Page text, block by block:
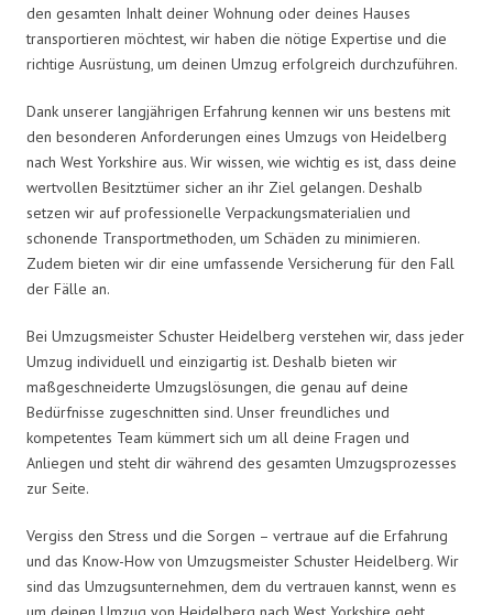
den gesamten Inhalt deiner Wohnung oder deines Hauses
transportieren möchtest, wir haben die nötige Expertise und die
richtige Ausrüstung, um deinen Umzug erfolgreich durchzuführen.
Dank unserer langjährigen Erfahrung kennen wir uns bestens mit
den besonderen Anforderungen eines Umzugs von Heidelberg
nach West Yorkshire aus. Wir wissen, wie wichtig es ist, dass deine
wertvollen Besitztümer sicher an ihr Ziel gelangen. Deshalb
setzen wir auf professionelle Verpackungsmaterialien und
schonende Transportmethoden, um Schäden zu minimieren.
Zudem bieten wir dir eine umfassende Versicherung für den Fall
der Fälle an.
Bei Umzugsmeister Schuster Heidelberg verstehen wir, dass jeder
Umzug individuell und einzigartig ist. Deshalb bieten wir
maßgeschneiderte Umzugslösungen, die genau auf deine
Bedürfnisse zugeschnitten sind. Unser freundliches und
kompetentes Team kümmert sich um all deine Fragen und
Anliegen und steht dir während des gesamten Umzugsprozesses
zur Seite.
Vergiss den Stress und die Sorgen – vertraue auf die Erfahrung
und das Know-How von Umzugsmeister Schuster Heidelberg. Wir
sind das Umzugsunternehmen, dem du vertrauen kannst, wenn es